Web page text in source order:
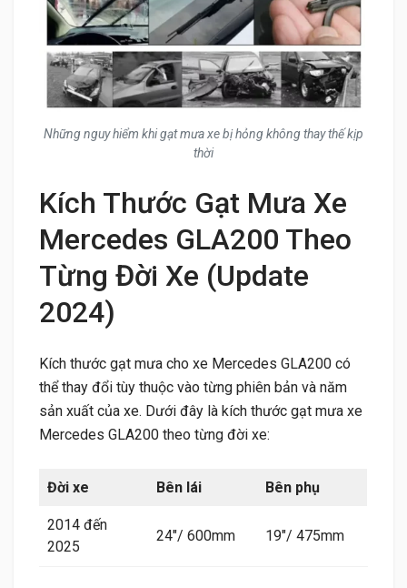
Những nguy hiểm khi gạt mưa xe bị hỏng không thay thế kịp
thời
Kích Thước Gạt Mưa Xe
Mercedes GLA200 Theo
Từng Đời Xe (Update
2024)
Kích thước gạt mưa cho xe Mercedes GLA200 có
thể thay đổi tùy thuộc vào từng phiên bản và năm
sản xuất của xe. Dưới đây là kích thước gạt mưa xe
Mercedes GLA200 theo từng đời xe:
Đời xe Bên lái Bên phụ
2014 đến
2025
24″/ 600mm 19″/ 475mm